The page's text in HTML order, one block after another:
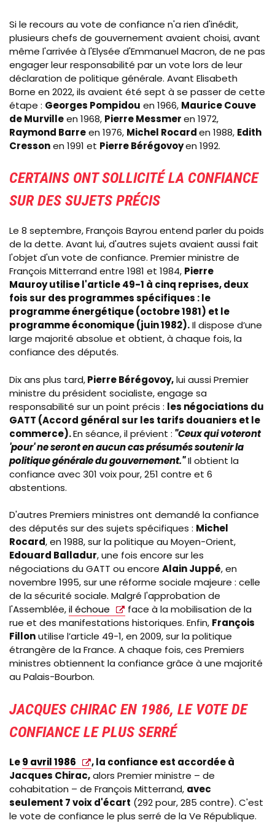
Si le recours au vote de confiance n'a rien d'inédit,
plusieurs chefs de gouvernement avaient choisi, avant
même l'arrivée à l'Elysée d'Emmanuel Macron, de ne pas
engager leur responsabilité par un vote lors de leur
déclaration de politique générale. Avant Elisabeth
Borne en 2022, ils avaient été sept à se passer de cette
étape : Georges Pompidou en 1966, Maurice Couve
de Murvilleen 1968, Pierre Messmeren 1972,
Raymond Barreen 1976, Michel Rocarden 1988, Edith
Cressonen 1991 et Pierre Bérégovoyen 1992.
CERTAINS ONT SOLLICITÉ LA CONFIANCE
SUR DES SUJETS PRÉCIS
Le 8 septembre, François Bayrou entend parler du poids
de la dette. Avant lui, d'autres sujets avaient aussi fait
l'objet d'un vote de confiance. Premier ministre de
François Mitterrand entre 1981 et 1984, Pierre
Mauroy utilise l'article 49-1 à cinq reprises, deux
fois sur des programmes spécifiques : le
programme énergétique (octobre 1981) et le
programme économique (juin 1982).Il dispose d’une
large majorité absolue et obtient, à chaque fois, la
confiance des députés.
Dix ans plus tard,Pierre Bérégovoy,lui aussi Premier
ministre du président socialiste, engage sa
responsabilité sur un point précis : les négociations du
GATT (Accord général sur les tarifs douaniers et le
commerce).En séance, il prévient : "Ceux qui voteront
'pour' ne seront en aucun cas présumés soutenir la
politique générale du gouvernement."Il obtient la
confiance avec 301 voix pour, 251 contre et 6
abstentions.
D'autres Premiers ministres ont demandé la confiance
des députés sur des sujets spécifiques : Michel
Rocard, en 1988, sur la politique au Moyen-Orient,
Edouard Balladur, une fois encore sur les
négociations du GATT ou encore Alain Juppé, en
novembre 1995, sur une réforme sociale majeure : celle
de la sécurité sociale. Malgré l'approbation de
l'Assemblée,il échoue
face à la mobilisation de la
rue et des manifestations historiques. Enfin, François
Fillonutilise l’article 49-1, en 2009, sur la politique
étrangère de la France. A chaque fois, ces Premiers
ministres obtiennent la confiance grâce à une majorité
au Palais-Bourbon.
JACQUES CHIRAC EN 1986, LE VOTE DE
CONFIANCE LE PLUS SERRÉ
Le9 avril 1986
, la confiance est accordée à
Jacques Chirac,alors Premier ministre – de
cohabitation – de François Mitterrand, avec
seulement 7 voix d'écart (292 pour, 285 contre). C'est
le vote de confiance le plus serré de la Ve République.